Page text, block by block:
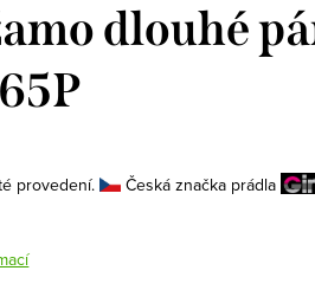
dlouhé
provedení. Česká značka prádla